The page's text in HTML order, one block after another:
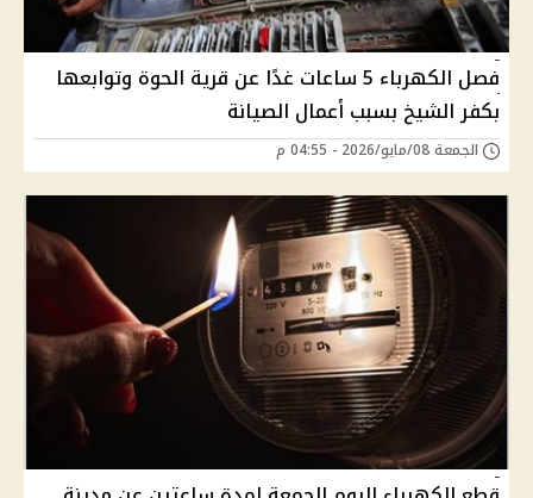
فصل الكهرباء 5 ساعات غدًا عن قرية الحوة وتوابعها
بكفر الشيخ بسبب أعمال الصيانة
الجمعة 08/مايو/2026 - 04:55 م